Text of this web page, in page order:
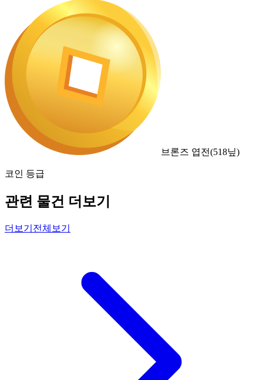
브론즈 엽전(518닢)
코인 등급
관련 물건 더보기
더보기 전체보기